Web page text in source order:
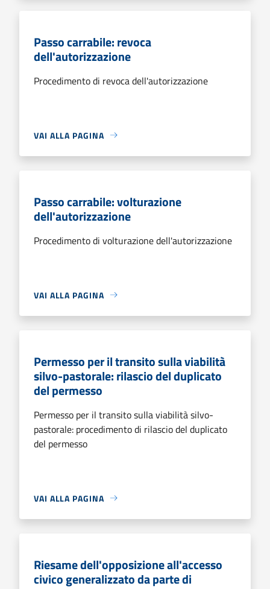
Passo carrabile: revoca
dell'autorizzazione
Procedimento di revoca dell'autorizzazione
VAI ALLA PAGINA
Passo carrabile: volturazione
dell'autorizzazione
Procedimento di volturazione dell'autorizzazione
VAI ALLA PAGINA
Permesso per il transito sulla viabilità
silvo-pastorale: rilascio del duplicato
del permesso
Permesso per il transito sulla viabilità silvo-
pastorale: procedimento di rilascio del duplicato
del permesso
VAI ALLA PAGINA
Riesame dell'opposizione all'accesso
civico generalizzato da parte di